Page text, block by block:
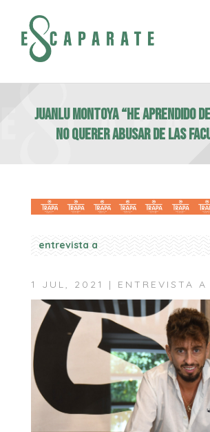
JUANLU MONTOYA “HE APRENDIDO
NO QUERER ABUSAR DE LAS
entrevista a
1 JUL, 2021 | ENTREVISTA A